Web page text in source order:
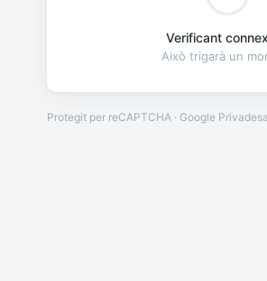
Verificant
Això trigarà un
Protegit per reCAPTCHA · Google Privadesa